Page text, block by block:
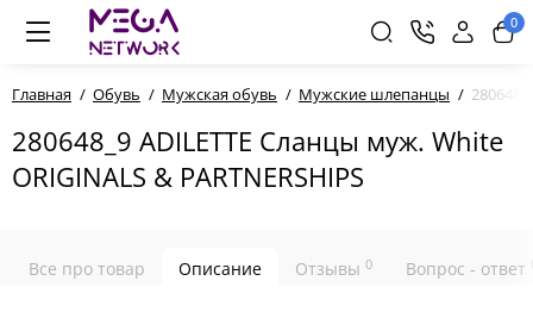
0
Главная Обувь Мужская обувь Мужские шлепанцы
280648_9 ADILETTE Сланцы муж. White
ORIGINALS & PARTNERSHIPS
Все про товар Описание Отзывы 0 Вопрос - ответ